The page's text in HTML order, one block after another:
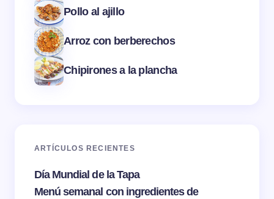
Pollo al ajillo
Arroz con berberechos
Chipirones a la plancha
ARTÍCULOS RECIENTES
Día Mundial de la Tapa
Menú semanal con ingredientes de